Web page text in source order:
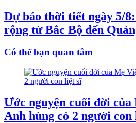
Dự báo thời tiết ngày 5/
rộng từ Bắc Bộ đến
Có thể bạn quan tâm
Ước nguyện cuối đời
Anh hùng có 2 người con